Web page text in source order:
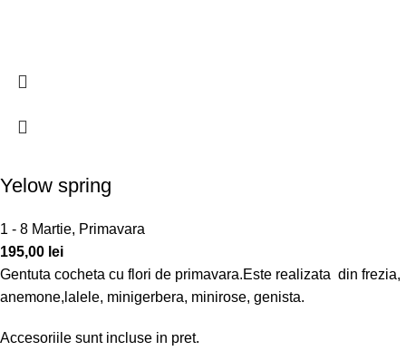
Yelow spring
1 - 8 Martie, Primavara
195,00 lei
Gentuta cocheta cu flori de primavara.Este realizata din frezia,
anemone,lalele, minigerbera, minirose, genista.
Accesoriile sunt incluse in pret.